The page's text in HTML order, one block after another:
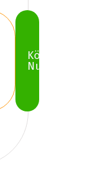
Köp
Nu